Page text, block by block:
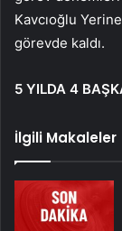
Kavcıoğlu Yerine
görevde kaldı.
5 YILDA 4
İlgili Makaleler